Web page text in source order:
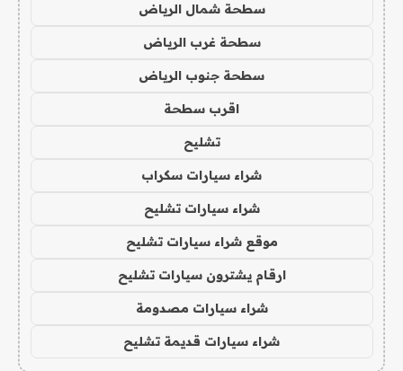
سطحة شمال الرياض
سطحة غرب الرياض
سطحة جنوب الرياض
اقرب سطحة
تشليح
شراء سيارات سكراب
شراء سيارات تشليح
موقع شراء سيارات تشليح
ارقام يشترون سيارات تشليح
شراء سيارات مصدومة
شراء سيارات قديمة تشليح